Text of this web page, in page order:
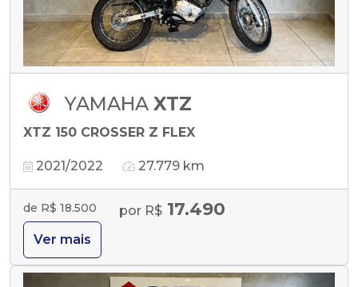
YAMAHA XTZ
XTZ 150 CROSSER Z FLEX
2021/2022 27.779 km
de R$ 18.500 por R$ 17.490
Ver mais